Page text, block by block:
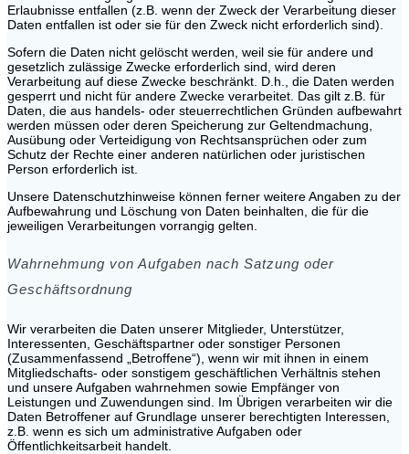
Erlaubnisse entfallen (z.B. wenn der Zweck der Verarbeitung dieser
Daten entfallen ist oder sie für den Zweck nicht erforderlich sind).
Sofern die Daten nicht gelöscht werden, weil sie für andere und
gesetzlich zulässige Zwecke erforderlich sind, wird deren
Verarbeitung auf diese Zwecke beschränkt. D.h., die Daten werden
gesperrt und nicht für andere Zwecke verarbeitet. Das gilt z.B. für
Daten, die aus handels- oder steuerrechtlichen Gründen aufbewahrt
werden müssen oder deren Speicherung zur Geltendmachung,
Ausübung oder Verteidigung von Rechtsansprüchen oder zum
Schutz der Rechte einer anderen natürlichen oder juristischen
Person erforderlich ist.
Unsere Datenschutzhinweise können ferner weitere Angaben zu der
Aufbewahrung und Löschung von Daten beinhalten, die für die
jeweiligen Verarbeitungen vorrangig gelten.
Wahrnehmung von Aufgaben nach Satzung oder
Geschäftsordnung
Wir verarbeiten die Daten unserer Mitglieder, Unterstützer,
Interessenten, Geschäftspartner oder sonstiger Personen
(Zusammenfassend „Betroffene“), wenn wir mit ihnen in einem
Mitgliedschafts- oder sonstigem geschäftlichen Verhältnis stehen
und unsere Aufgaben wahrnehmen sowie Empfänger von
Leistungen und Zuwendungen sind. Im Übrigen verarbeiten wir die
Daten Betroffener auf Grundlage unserer berechtigten Interessen,
z.B. wenn es sich um administrative Aufgaben oder
Öffentlichkeitsarbeit handelt.